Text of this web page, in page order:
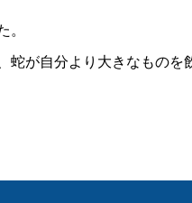
が自分より大きなものを